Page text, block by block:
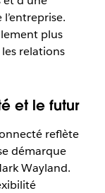
plus
les relations
et le futur
reflète
démarque
Wayland.